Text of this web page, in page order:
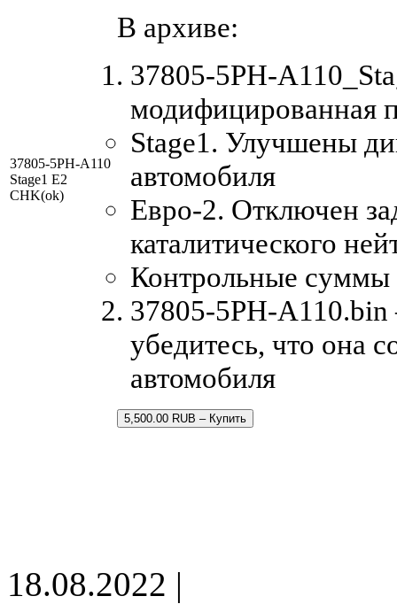
37805-5PH-A110
Stage1 E2
CHK(ok)
В архиве:
37805-5PH-
модифицированная
Stage1. Улучшены
автомобиля
Евро-2. Отключен
каталитического
Контрольные суммы
37805-5PH-A110.bin
убедитесь, что она
автомобиля
5,500.00 RUB – Купить
18.08.2022 |